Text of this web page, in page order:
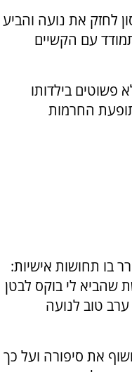
לחזק את נועה והביע
עם הקשיים
פשוטים בילדותו
החרמות
בו תחושות אישיות:
שהביא לי בוקס לבטן
ערב טוב לנועה
את סיפורה ועל כך